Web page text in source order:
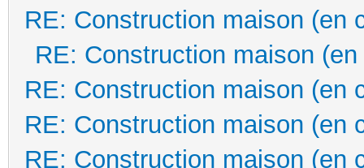
RE: Construction maison (en
RE: Construction maison
RE: Construction maison (en
RE: Construction maison (en
RE: Construction maison (en